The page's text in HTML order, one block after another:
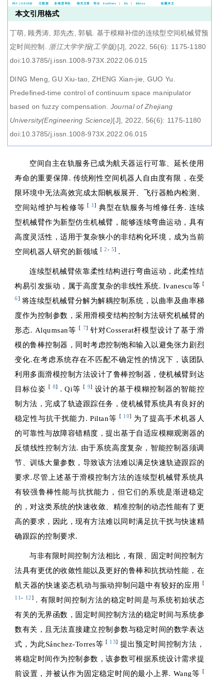
PDF (1183KB) 元数据 多维度评价 相关文章 导出 EndNote | Ris | Bibtex 收藏本文
本文引用格式
丁萌, 顾秀涛, 郑先杰, 郭毓. 基于模糊补偿的连续型空间机械臂预
定时间控制
浙江大学学报(工学版)[J], 2022, 56(6): 1175-1180
doi:10.3785/j.issn.1008-973X.2022.06.015
DING Meng, GU Xiu-tao, ZHENG Xian-jie, GUO Yu.
Predefined-time control of continuum space manipulator
based on fuzzy compensation
Journal of Zhejiang
University(Engineering Science)[J], 2022, 56(6): 1175-1180
doi:10.3785/j.issn.1008-973X.2022.06.015
空间自主在轨服务已成为航天器运行可靠、延长使用
寿命的重要保障. 传统刚性空间机器人自由度有限，在受
限环境中无法高效完成太阳帆板展开、飞行器舱内检测、
空间站维护与检修等[ 1] 典型在轨服务与维修任务. 连续
型机械臂作为新型仿生机械臂，能够连续弯曲运动，具有
高度灵活性，适用于复杂狭小的非结构化环境，成为当前
空间机器人研究的新领域 [ 2- 5] .
连续型机械臂依靠柔性结构进行弯曲运动，此柔性结
构易引发振动，属于高度复杂的非线性系统. Ivanescu等 [
6] 将连续型机械臂分解为解耦控制系统，以曲率及曲率梯
度作为控制参数，采用滑模变结构控制方法研究机械臂的
形态. Alqumsan等[ 7] 针对Cosserat杆模型设计了基于滑
模的鲁棒控制器，同时考虑控制饱和输入以避免张力剧烈
变化.在考虑系统存在不匹配不确定性的情况下，该团队
利用多面滑模控制方法设计了鲁棒控制器，使机械臂到达
目标位姿[ 8] . Qi等[ 9] 设计的基于模糊控制器的智能控
制方法，完成了轨迹跟踪任务，使机械臂系统具有良好的
稳定性与抗干扰能力. Piltan等 [ 10] 为了提高手术机器人
的可靠性与故障容错精度，提出基于自适应模糊观测器的
反馈线性控制方法. 由于系统高度复杂，智能控制器须调
节、训练大量参数，导致该方法难以满足快速轨迹跟踪的
要求.尽管上述基于滑模控制方法的连续型机械臂系统具
有较强鲁棒性能与抗扰能力，但它们的系统是渐进稳定
的，对这类系统的快速收敛、精准控制的动态性能有了更
高的要求，因此，现有方法难以同时满足抗干扰与快速精
确跟踪的控制要求.
与非有限时间控制方法相比，有限、固定时间控制方
法具有更优的收敛性能以及更好的鲁棒和抗扰动性能，在
航天器的快速姿态机动与振动抑制问题中有较好的应用
[
11- 12] . 有限时间控制方法的稳定时间是与系统初始状态
有关的无界函数，固定时间控制方法的稳定时间与系统参
数有关，且无法直接建立控制参数与稳定时间的数学表达
式，为此Sánchez-Torres等[ 13] 提出预定时间控制方法，
将稳定时间作为控制参数，该参数可根据系统设计需求提
前设置，并被认作为固定稳定时间的最小上界. Wang等 [